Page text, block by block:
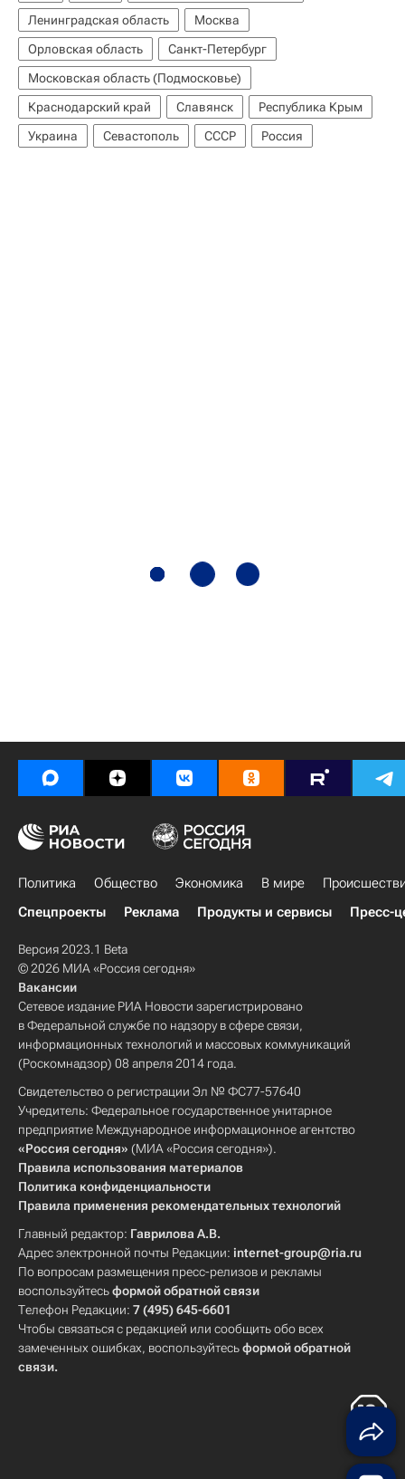
Ленинградская область
Москва
Орловская область
Санкт-Петербург
Московская область (Подмосковье)
Краснодарский край
Славянск
Республика Крым
Украина
Севастополь СССР Россия
Политика Общество Экономика В мире
Спецпроекты
Реклама Продукты и сервисы Пресс-
Версия 2023.1 Beta
© 2026 МИА «Россия сегодня»
Вакансии
Сетевое издание РИА Новости зарегистрировано
в Федеральной службе по надзору в сфере связи,
информационных технологий и массовых коммуникаций
(Роскомнадзор) 08 апреля 2014 года.
Свидетельство о регистрации Эл № ФС77-57640
Учредитель: Федеральное государственное унитарное
предприятие Международное информационное агентство
«Россия сегодня» (МИА «Россия сегодня»).
Правила использования материалов
Политика конфиденциальности
Правила применения рекомендательных технологий
Главный редактор: Гаврилова А.В.
Адрес электронной почты Редакции: internet-group@ria.ru
По вопросам размещения пресс-релизов и рекламы
воспользуйтесьформой обратной связи
Телефон Редакции: 7 (495) 645-6601
Чтобы связаться с редакцией или сообщить обо всех
замеченных ошибках, воспользуйтесьформой обратной
связи.